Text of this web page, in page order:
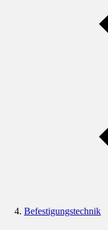
Befestigungstechnik